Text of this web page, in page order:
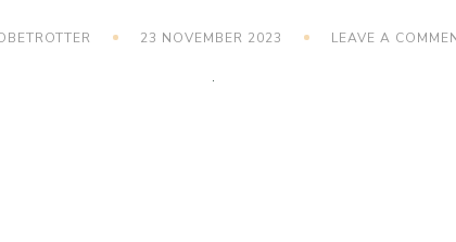
23 NOVEMBER 2023 LEAVE A